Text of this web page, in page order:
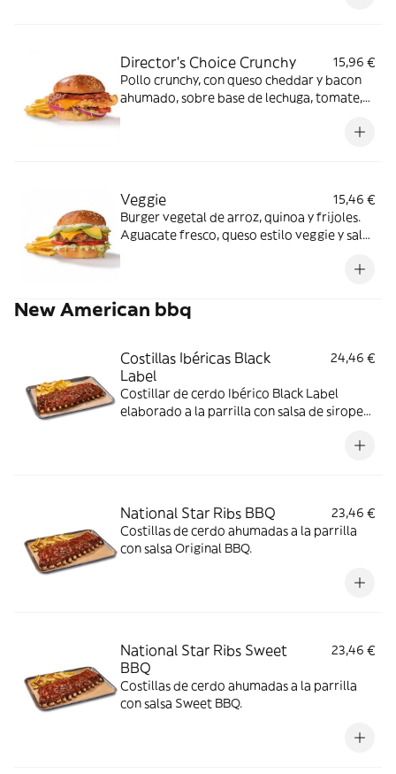
Director's Choice Crunchy
15,96 €
Pollo crunchy, con queso cheddar y bacon
ahumado, sobre base de lechuga, tomate,
Veggie
15,46 €
Burger vegetal de arroz, quinoa y frijoles.
Aguacate fresco, queso estilo veggie y salsa
New American bbq
Costillas Ibéricas Black
Label
24,46 €
Costillar de cerdo Ibérico Black Label
elaborado a la parrilla con salsa de sirope
National Star Ribs BBQ
23,46 €
Costillas de cerdo ahumadas a la parrilla
con salsa Original BBQ.
National Star Ribs Sweet
BBQ
23,46 €
Costillas de cerdo ahumadas a la parrilla
con salsa Sweet BBQ.